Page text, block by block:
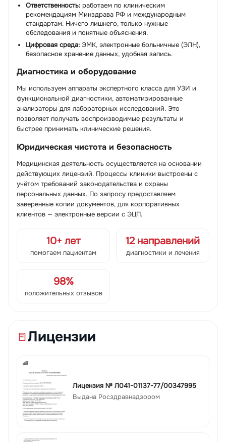
Ответственность: работаем по клиническим
рекомендациям Минздрава РФ и международным
стандартам. Ничего лишнего, только нужные
обследования и понятные объяснения.
Цифровая среда: ЭМК, электронные больничные (ЭЛН),
безопасное хранение данных, удобная запись.
Диагностика и оборудование
Мы используем аппараты экспертного класса для УЗИ и
функциональной диагностики, автоматизированные
анализаторы для лабораторных исследований. Это
позволяет получать воспроизводимые результаты и
быстрее принимать клинические решения.
Юридическая чистота и безопасность
Медицинская деятельность осуществляется на основании
действующих лицензий. Процессы клиники выстроены с
учётом требований законодательства и охраны
персональных данных. По запросу предоставляем
заверенные копии документов, для корпоративных
клиентов — электронные версии с ЭЦП.
10+ лет
помогаем пациентам
12 направлений
диагностики и лечения
98%
положительных отзывов
Лицензии
Лицензия № Л041-01137-77/00347995
Выдана Росздравнадзором